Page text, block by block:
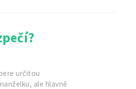
určitou
ale hlavně